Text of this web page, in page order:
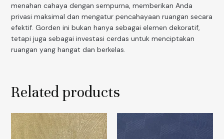
menahan cahaya dengan sempurna, memberikan Anda
privasi maksimal dan mengatur pencahayaan ruangan secara
efektif. Gorden ini bukan hanya sebagai elemen dekoratif,
tetapi juga sebagai investasi cerdas untuk menciptakan
ruangan yang hangat dan berkelas.
Related products